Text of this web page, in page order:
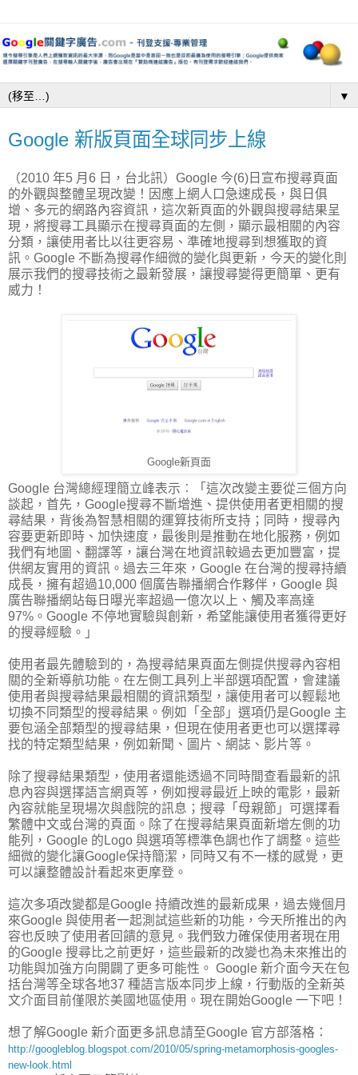
▼
Google 新版頁面全球同步上線
（2010 年5 月6 日，台北訊）Google 今(6)日宣布搜尋頁面
的外觀與整體呈現改變！因應上網人口急速成長，與日俱
增、多元的網路內容資訊，這次新頁面的外觀與搜尋結果呈
現，將搜尋工具顯示在搜尋頁面的左側，顯示最相關的內容
分類，讓使用者比以往更容易、準確地搜尋到想獲取的資
訊。Google 不斷為搜尋作細微的變化與更新，今天的變化則
展示我們的搜尋技術之最新發展，讓搜尋變得更簡單、更有
威力！
Google新頁面
Google 台灣總經理簡立峰表示︰「這次改變主要從三個方向
談起，首先，Google搜尋不斷增進、提供使用者更相關的搜
尋結果，背後為智慧相關的運算技術所支持；同時，搜尋內
容要更新即時、加快速度，最後則是推動在地化服務，例如
我們有地圖、翻譯等，讓台灣在地資訊較過去更加豐富，提
供網友實用的資訊。過去三年來，Google 在台灣的搜尋持續
成長，擁有超過10,000 個廣告聯播網合作夥伴，Google 與
廣告聯播網站每日曝光率超過一億次以上、觸及率高達
97%。Google 不停地實驗與創新，希望能讓使用者獲得更好
的搜尋經驗。」
使用者最先體驗到的，為搜尋結果頁面左側提供搜尋內容相
關的全新導航功能。在左側工具列上半部選項配置，會建議
使用者與搜尋結果最相關的資訊類型，讓使用者可以輕鬆地
切換不同類型的搜尋結果。例如「全部」選項仍是Google 主
要包涵全部類型的搜尋結果，但現在使用者更也可以選擇尋
找的特定類型結果，例如新聞、圖片、網誌、影片等。
除了搜尋結果類型，使用者還能透過不同時間查看最新的訊
息內容與選擇語言網頁等，例如搜尋最近上映的電影，最新
內容就能呈現場次與戲院的訊息；搜尋「母親節」可選擇看
繁體中文或台灣的頁面。除了在搜尋結果頁面新增左側的功
能列，Google 的Logo 與選項等標準色調也作了調整。這些
細微的變化讓Google保持簡潔，同時又有不一樣的感覺，更
可以讓整體設計看起來更摩登。
這次多項改變都是Google 持續改進的最新成果，過去幾個月
來Google 與使用者一起測試這些新的功能，今天所推出的內
容也反映了使用者回饋的意見。我們致力確保使用者現在用
的Google 搜尋比之前更好，這些最新的改變也為未來推出的
功能與加強方向開闢了更多可能性。 Google 新介面今天在包
括台灣等全球各地37 種語言版本同步上線，行動版的全新英
文介面目前僅限於美國地區使用。現在開始Google 一下吧！
想了解Google 新介面更多訊息請至Google 官方部落格：
http://googleblog.blogspot.com/2010/05/spring-metamorphosis-googles-
new-look.html